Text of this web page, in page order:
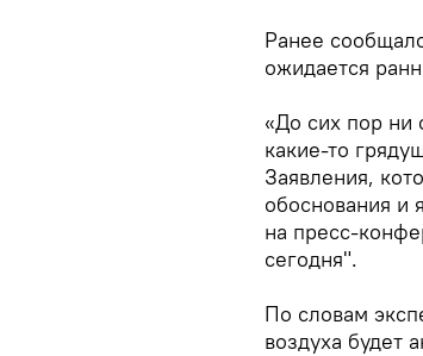
Ранее
ожидается
«До сих пор ни
какие-то
Заявления,
обоснования и
на пресс-
сегодня".
По словам
воздуха будет